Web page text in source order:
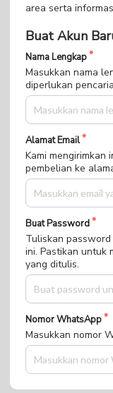
area serta
Buat Akun
Nama Lengkap
Masukkan nama
diperlukan
Alamat Email
Kami mengirimkan
pembelian ke
Buat Password
Tuliskan
ini. Pastikan untuk
yang ditulis.
Nomor WhatsApp
Masukkan nomor